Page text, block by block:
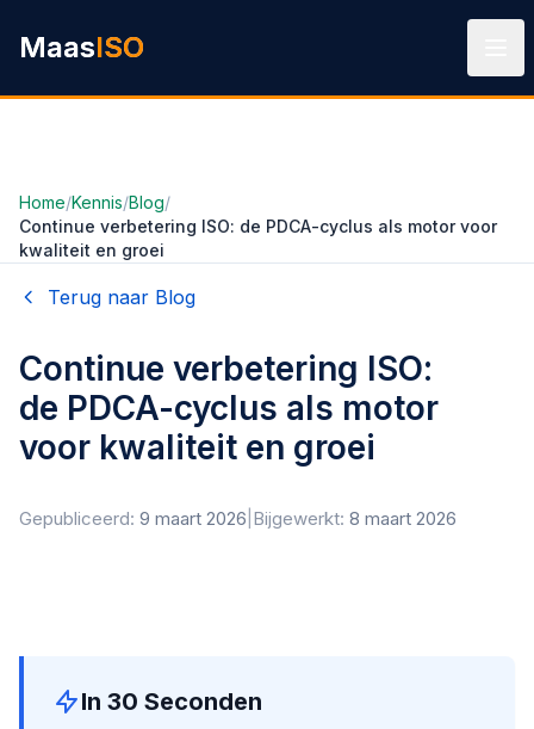
MaasISO
Home/Kennis/Blog/
Continue verbetering ISO: de PDCA-cyclus als motor voor
kwaliteit en groei
Terug naar Blog
Continue verbetering ISO:
de PDCA-cyclus als motor
voor kwaliteit en groei
Gepubliceerd: 9 maart 2026 Bijgewerkt: 8 maart 2026
In 30 Seconden